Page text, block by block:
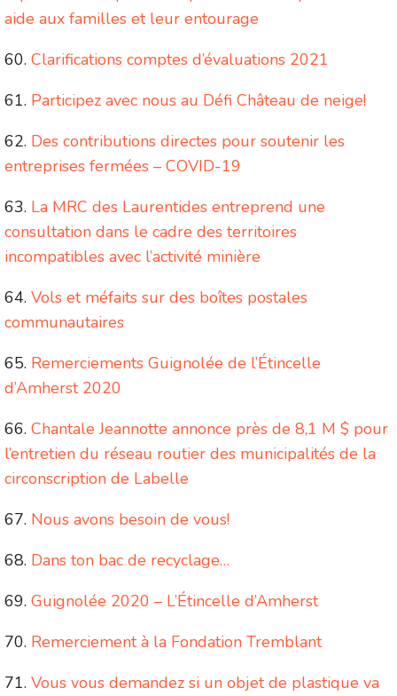
aide aux familles et leur entourage
Clarifications comptes d’évaluations 2021
Participez avec nous au Défi Château de neige!
Des contributions directes pour soutenir les
entreprises fermées – COVID-19
La MRC des Laurentides entreprend une
consultation dans le cadre des territoires
incompatibles avec l’activité minière
Vols et méfaits sur des boîtes postales
communautaires
Remerciements Guignolée de l’Étincelle
d’Amherst 2020
Chantale Jeannotte annonce près de 8,1 M $ pour
l’entretien du réseau routier des municipalités de la
circonscription de Labelle
Nous avons besoin de vous!
Dans ton bac de recyclage…
Guignolée 2020 – L’Étincelle d’Amherst
Remerciement à la Fondation Tremblant
Vous vous demandez si un objet de plastique va